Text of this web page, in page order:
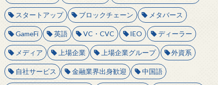
スタートアップ ブロックチェーン メタバース
GameFi 英語 VC・CVC IEO ディーラー
メディア 上場企業 上場企業グループ 外資系
自社サービス 金融業界出身歓迎 中国語